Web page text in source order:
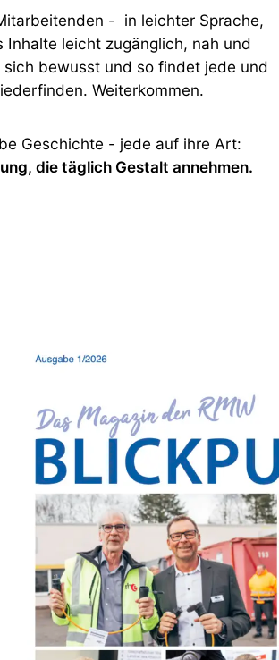
- in leichter Sprache,
leicht zugänglich, nah und
bewusst und so findet jede und
Weiterkommen.
Geschichte - jede auf ihre Art:
die täglich Gestalt annehmen.